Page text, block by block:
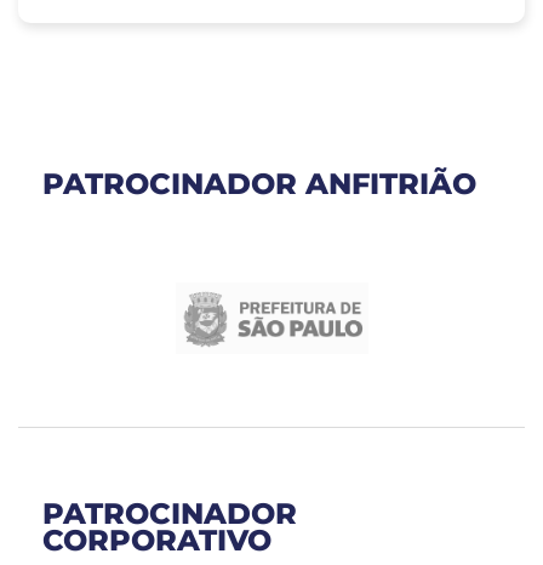
PATROCINADOR ANFITRIÃO
PATROCINADOR
CORPORATIVO